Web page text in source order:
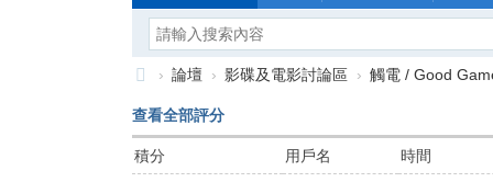
Hi
en
dy
› 論壇 › 影碟及電影討論區 › 觸電 / Good
查看全部評分
積分 用戶名 時間